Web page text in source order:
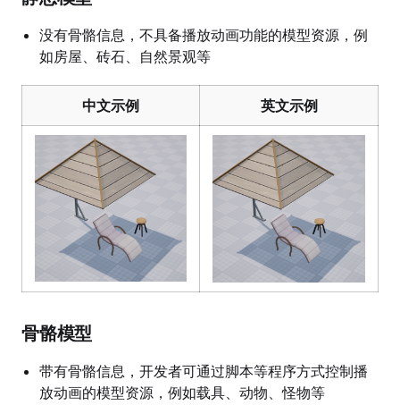
没有骨骼信息，不具备播放动画功能的模型资源，例
如房屋、砖石、自然景观等
中文示例 英文示例
骨骼模型
带有骨骼信息，开发者可通过脚本等程序方式控制播
放动画的模型资源，例如载具、动物、怪物等